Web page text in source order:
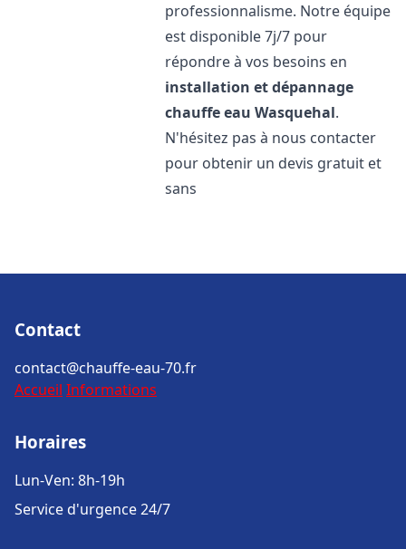
professionnalisme. Notre équipe
est disponible 7j/7 pour
répondre à vos besoins en
installation et dépannage
chauffe eau Wasquehal.
N'hésitez pas à nous contacter
pour obtenir un devis gratuit et
sans
Contact
contact@chauffe-eau-70.fr
Accueil Informations
Horaires
Lun-Ven: 8h-19h
Service d'urgence 24/7